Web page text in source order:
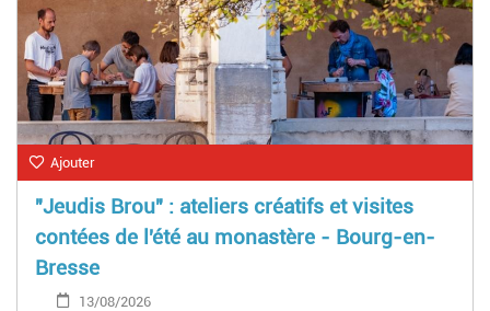
Ajouter
"Jeudis Brou" : ateliers créatifs et visites
contées de l'été au monastère - Bourg-en-
Bresse
13/08/2026